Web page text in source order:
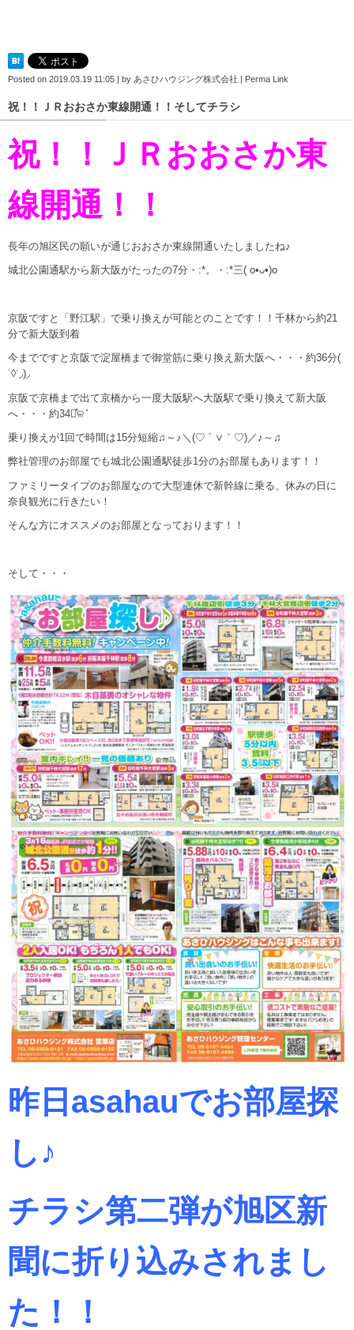
Posted on 2019.03.19 11:05 by あさひハウジング株式会社 Perma Link
祝！！ＪＲおおさか東線開通！！そしてチラシ
祝！！ＪＲおおさか東
線開通！！
長年の旭区民の願いが通じおおさか東線開通いたしましたね♪
城北公園通駅から新大阪がたったの7分・:*。・:*三( o•ᴗ•)o
京阪ですと「野江駅」で乗り換えが可能とのことです！！千林から約21
分で新大阪到着
今までですと京阪で淀屋橋まで御堂筋に乗り換え新大阪へ・・・約36分(
˙◊︎˙◞︎)◞︎
京阪で京橋まで出て京橋から一度大阪駅へ大阪駅で乗り換えて新大阪
へ・・・約34分̊ଳ ̊
乗り換えが1回で時間は15分短縮♫～♪＼(♡ ´ ∨｀♡)／♪～♫
弊社管理のお部屋でも城北公園通駅徒歩1分のお部屋もあります！！
ファミリータイプのお部屋なので大型連休で新幹線に乗る、休みの日に
奈良観光に行きたい！
そんな方にオススメのお部屋となっております！！
そして・・・
昨日asahauでお部屋探
し♪
チラシ第二弾が旭区新
聞に折り込みされまし
た！！